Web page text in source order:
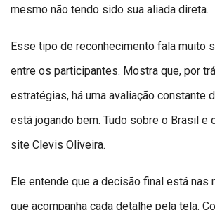
mesmo não tendo sido sua aliada direta.
Esse tipo de reconhecimento fala muito
entre os participantes. Mostra que, por
estratégias, há uma avaliação constante
está jogando bem. Tudo sobre o Brasil e
site Clevis Oliveira.
Ele entende que a decisão final está nas
que acompanha cada detalhe pela tela.